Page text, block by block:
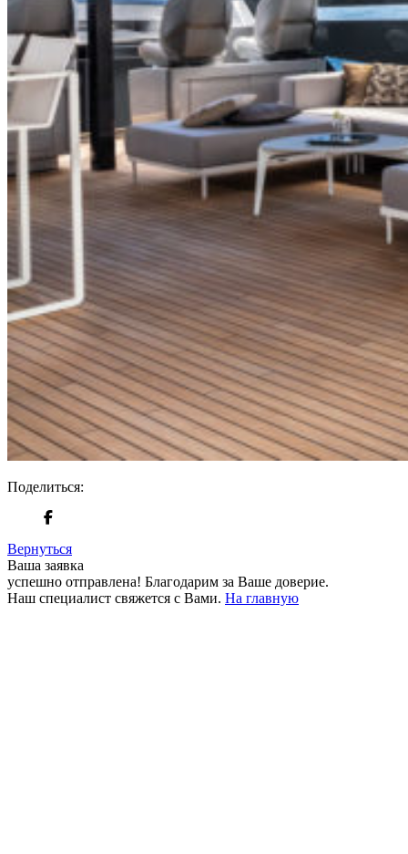
Поделиться:
Вернуться
Ваша заявка
успешно отправлена! Благодарим за Ваше доверие.
Наш специалист свяжется с Вами. На главную